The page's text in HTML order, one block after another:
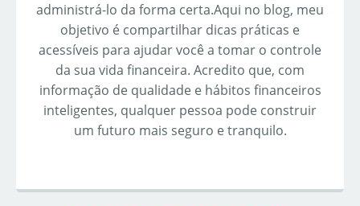
administrá-lo da forma certa.Aqui no blog, meu
objetivo é compartilhar dicas práticas e
acessíveis para ajudar você a tomar o controle
da sua vida financeira. Acredito que, com
informação de qualidade e hábitos financeiros
inteligentes, qualquer pessoa pode construir
um futuro mais seguro e tranquilo.